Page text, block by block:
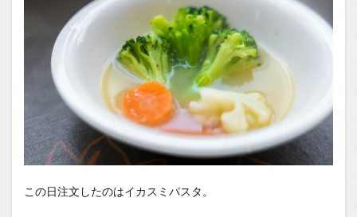
この日注文したのはイカスミパスタ。